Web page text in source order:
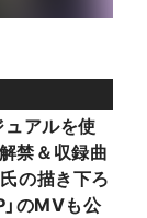
アルを使
禁＆収録曲
の描き下ろ
のMVも公